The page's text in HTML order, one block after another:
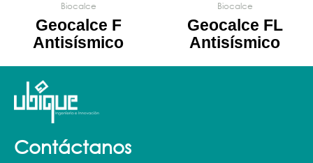
Biocalce
Geocalce F
Antisísmico
Biocalce
Geocalce FL
Antisísmico
Contáctanos